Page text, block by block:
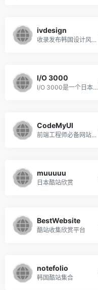
ivdesign
收录发布韩国设计风格网站案例
I/O 3000
I/O 3000是一个日本设计爱好者设立的网页设计图库网站（有不少日本设计风格的网站案例），供参与网页设计的人使用。
CodeMyUI
前端工程师必备网站，学习全球最新的前端技术。逐个案例去击破，不用多久你的技能值会爆升。
muuuuu
日本酷站欣赏
BestWebsite
酷站收集欣赏平台
notefolio
韩国酷站集合